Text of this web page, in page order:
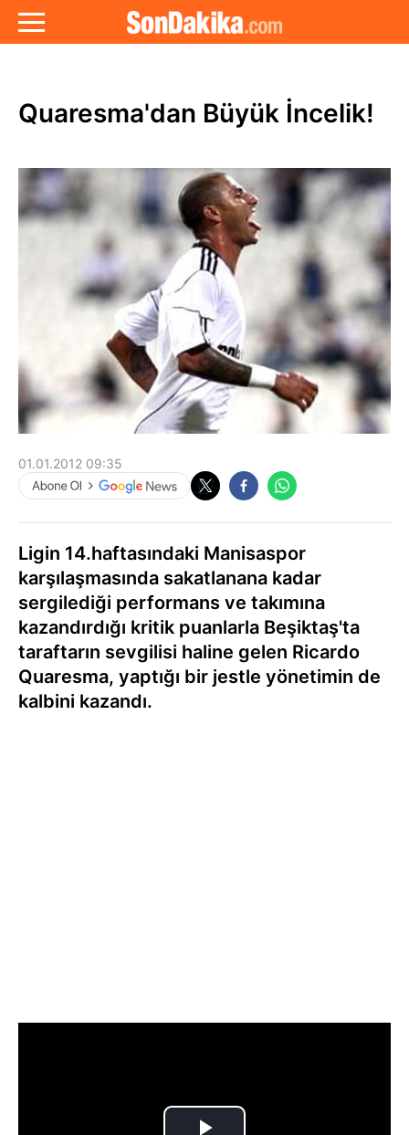
Quaresma'dan Büyük İncelik!
01.01.2012 09:35
Ligin 14.haftasındaki Manisaspor
karşılaşmasında sakatlanana kadar
sergilediği performans ve takımına
kazandırdığı kritik puanlarla Beşiktaş'ta
taraftarın sevgilisi haline gelen Ricardo
Quaresma, yaptığı bir jestle yönetimin de
kalbini kazandı.